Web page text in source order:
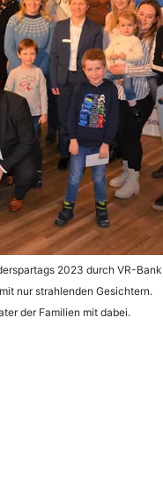
2023 durch VR-Bank
nur strahlenden Gesichtern.
der Familien mit dabei.